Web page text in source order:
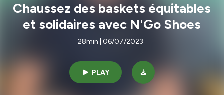
Chaussez des baskets équitables
et solidaires avec N'Go Shoes
28min | 06/07/2023
PLAY